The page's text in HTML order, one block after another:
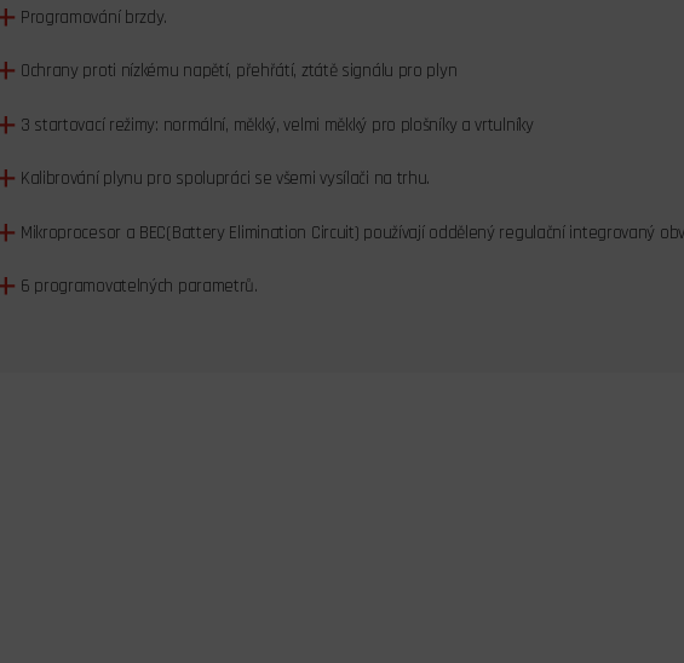
Programování brzdy.
Ochrany proti nízkému napětí, přehřátí, ztátě signálu pro plyn
3 startovací režimy: normální, měkký, velmi měkký pro plošníky a vrtulníky
Kalibrování plynu pro spolupráci se všemi vysílači na trhu.
Mikroprocesor a BEC(Battery Elimination Circuit) používají oddělený regulační integrovaný
6 programovatelných parametrů.